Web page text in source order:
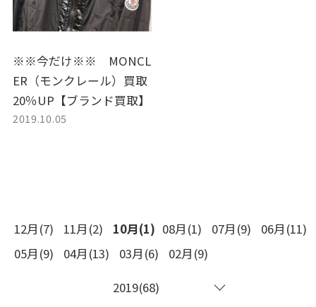
※※今だけ※※ MONCL
ER（モンクレール）買取
20％UP【ブランド買取】
2019.10.05
12月(7) 11月(2) 10月(1) 08月(1) 07月(9)
06月(11)
05月(9)
04月(13) 03月(6)
02月(9)
2019(68)